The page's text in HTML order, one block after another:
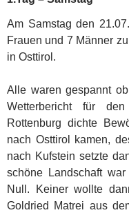
Am Samstag den
Frauen und 7 Männer
in Osttirol.
Alle waren gespannt
Wetterbericht für
Rottenburg dichte
nach Osttirol kamen,
nach Kufstein setzte
schöne Landschaft
Null. Keiner wollte
Goldried Matrei aus